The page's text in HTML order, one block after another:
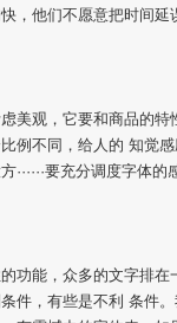
，他们不愿意把时间延
美观，它要和商品的特
例不同，给人的 知觉
要充分调度字体
功能，众多的文字排
件，有些是不利 条件